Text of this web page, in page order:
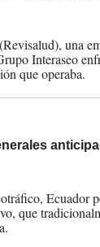
una
Interaseo
que operaba.
Ecuador
que